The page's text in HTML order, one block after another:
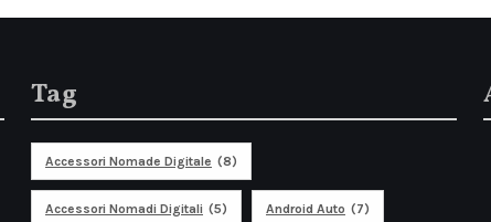
Tag
Accessori Nomade Digitale (8)
Accessori Nomadi Digitali (5) Android Auto (7)